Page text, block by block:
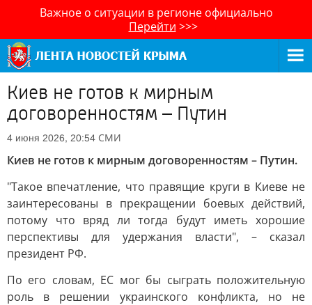
Важное о ситуации в регионе официально
Перейти >>>
Киев не готов к мирным
договоренностям – Путин
4 июня 2026, 20:54 СМИ
Киев не готов к мирным договоренностям – Путин.
"Такое впечатление, что правящие круги в Киеве не
заинтересованы в прекращении боевых действий,
потому что вряд ли тогда будут иметь хорошие
перспективы для удержания власти", – сказал
президент РФ.
По его словам, ЕС мог бы сыграть положительную
роль в решении украинского конфликта, но не